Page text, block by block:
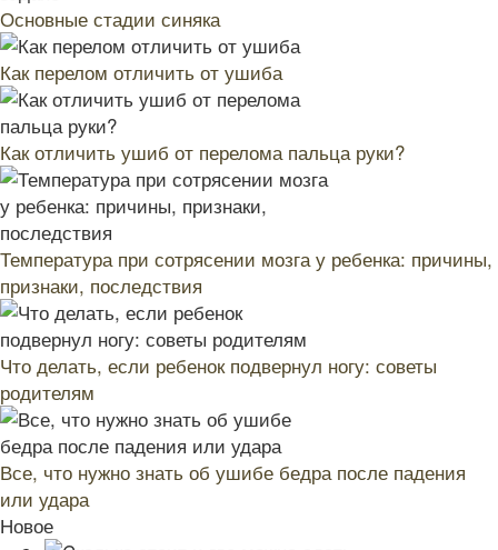
Основные стадии синяка
Как перелом отличить от ушиба
Как отличить ушиб от перелома пальца руки?
Температура при сотрясении мозга у ребенка: причины,
признаки, последствия
Что делать, если ребенок подвернул ногу: советы
родителям
Все, что нужно знать об ушибе бедра после падения
или удара
Новое